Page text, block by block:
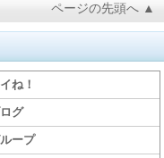
ページの先頭へ ▲
ね！
グ
ープ